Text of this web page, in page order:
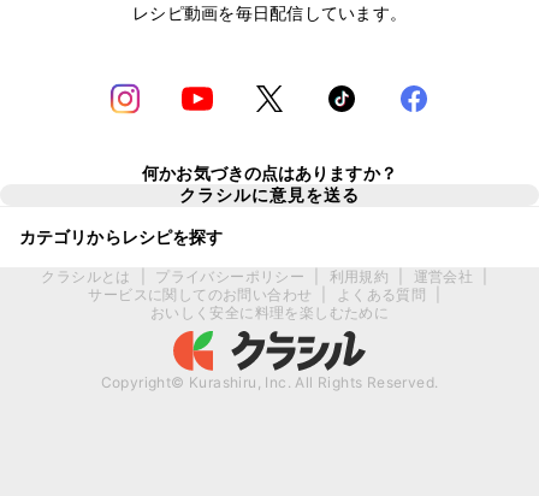
レシピ動画を毎日配信しています。
何かお気づきの点はありますか？
クラシルに意見を送る
カテゴリからレシピを探す
クラシルとは プライバシーポリシー 利用規約 運営会社
サービスに関してのお問い合わせ
よくある質問
おいしく安全に料理を楽しむために
Copyright© Kurashiru, Inc. All Rights Reserved.